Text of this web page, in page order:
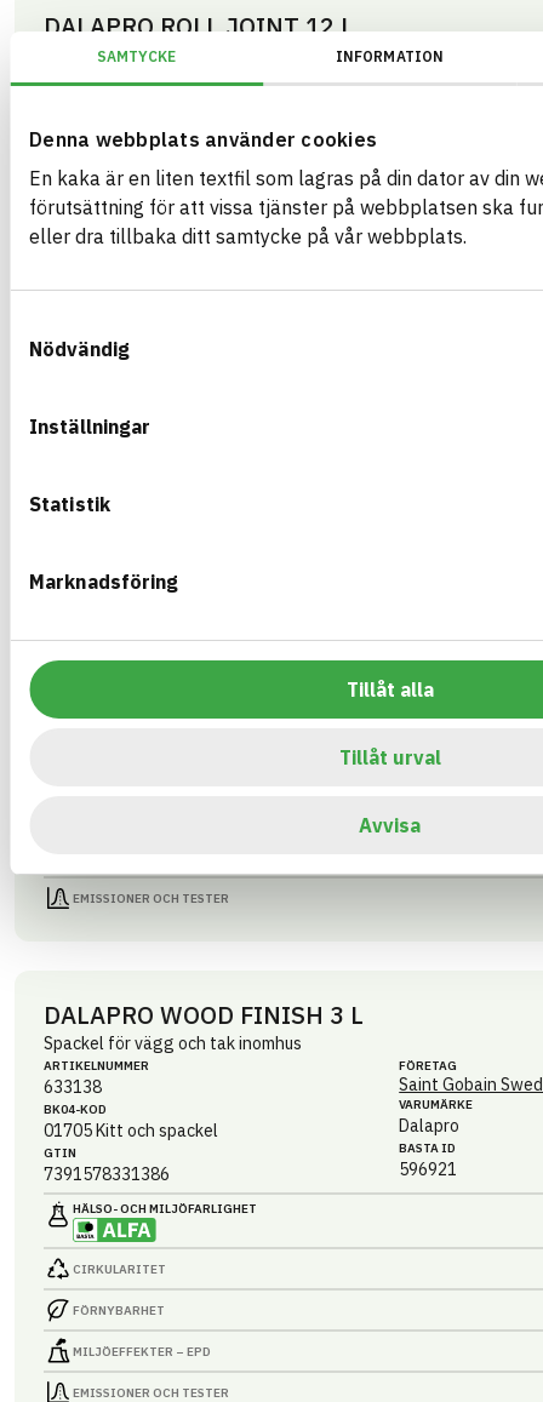
SAMTYCKE INFORMATION
Denna webbplats använder cookies
En kaka är en liten textfil som lagras på din dator av din
förutsättning för att vissa tjänster på webbplatsen ska
eller dra tillbaka ditt samtycke på vår webbplats.
Nödvändig
Inställningar
Statistik
Marknadsföring
Tillåt alla
Tillåt urval
Avvisa
DALAPRO ROLL JOINT 12 L
Spackel för vägg och tak inomhus
01705 Kitt och spackel
7391578102375 596913
HÄLSO- OCH MILJÖ­FARLIGHET
MILJÖEFFEKTER – EPD
DALAPRO WOOD FINISH 0,5 L BURK
ARTIKEL­NUMMER
633103
01705Kitt och spackel
GTIN
EMISSIONER OCH TESTER
DALAPRO WOOD FINISH 3 L
Spackel för vägg och tak inomhus
ARTIKEL­NUMMER
633138
BK04-KOD
01705Kitt och spackel
GTIN
7391578331386
FÖRETAG
Saint Gobain
VARUMÄRKE
Dalapro
BASTA ID
596921
HÄLSO- OCH MILJÖ­FARLIGHET
CIRKULARITET
FÖRNYBARHET
MILJÖEFFEKTER – EPD
EMISSIONER OCH TESTER